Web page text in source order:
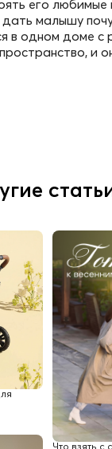
его любимые
малышу
в одном доме с
и
Что взять с